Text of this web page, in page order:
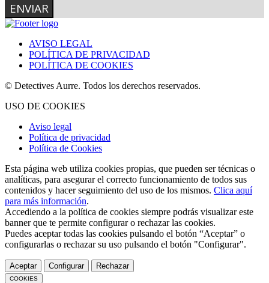
ENVIAR
AVISO LEGAL
POLÍTICA DE PRIVACIDAD
POLÍTICA DE COOKIES
© Detectives Aurre. Todos los derechos reservados.
USO DE COOKIES
Aviso legal
Política de privacidad
Política de Cookies
Esta página web utiliza cookies propias, que pueden ser técnicas o
analíticas, para asegurar el correcto funcionamiento de todos sus
contenidos y hacer seguimiento del uso de los mismos. Clica aquí
para más información.
Accediendo a la política de cookies siempre podrás visualizar este
banner que te permite configurar o rechazar las cookies.
Puedes aceptar todas las cookies pulsando el botón “Aceptar” o
configurarlas o rechazar su uso pulsando el botón "Configurar".
Aceptar Configurar Rechazar
COOKIES